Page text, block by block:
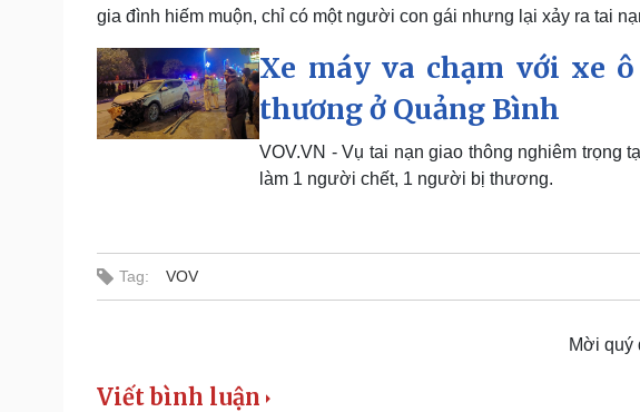
gia đình hiếm muộn, chỉ có một người con gái nhưng lại xảy ra tai
Xe máy va chạm với xe
thương ở Quảng Bình
VOV.VN - Vụ tai nạn giao thông nghiêm trọng
làm 1 người chết, 1 người bị thương.
Tag: VOV
Mời quý
Viết bình luận